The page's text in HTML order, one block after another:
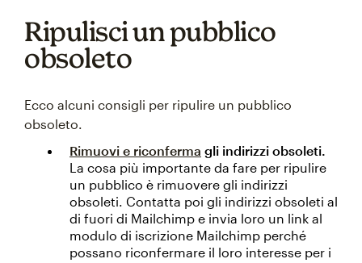
Ripulisci un pubblico
obsoleto
Ecco alcuni consigli per ripulire un pubblico
obsoleto.
Rimuovi e riconferma gli indirizzi obsoleti.
La cosa più importante da fare per ripulire
un pubblico è rimuovere gli indirizzi
obsoleti. Contatta poi gli indirizzi obsoleti al
di fuori di Mailchimp e invia loro un link al
modulo di iscrizione Mailchimp perché
possano riconfermare il loro interesse per i